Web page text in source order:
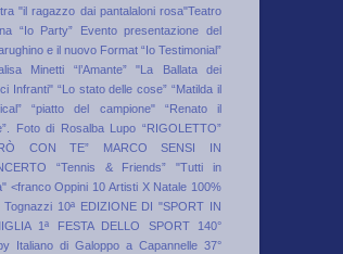
"il ragazzo dai pantalaloni rosa"Teatro
“Io Party” Evento presentazione del
e il nuovo Format “Io Testimonial”
Minetti
“l’Amante”
"La Ballata dei
Infranti" “Lo stato delle cose” “Matilda il
“piatto del campione"
“Renato il
Foto di Rosalba Lupo “RIGOLETTO”
CON TE” MARCO SENSI IN
“Tennis & Friends”
"Tutti in
<franco Oppini 10 Artisti X Natale 100%
Tognazzi 10ª EDIZIONE DI "SPORT IN
1ª FESTA DELLO SPORT
140°
Italiano di Galoppo a Capannelle 37°